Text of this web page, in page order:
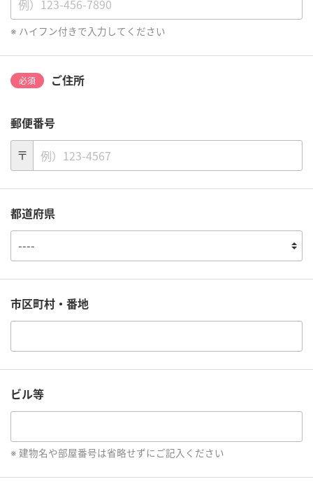
ハイフン付きで入力してください
必須 ご住所
郵便番号
〒
都道府県
市区町村・番地
ビル等
建物名や部屋番号は省略せずにご記入ください